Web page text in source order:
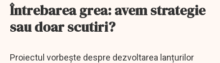
Întrebarea grea: avem strategie
sau doar scutiri?
Proiectul vorbește despre dezvoltarea lanțurilor